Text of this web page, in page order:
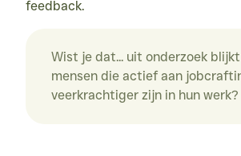
feedback.
Wist je dat... uit onderzoek
mensen die actief aan
veerkrachtiger zijn in hun werk?